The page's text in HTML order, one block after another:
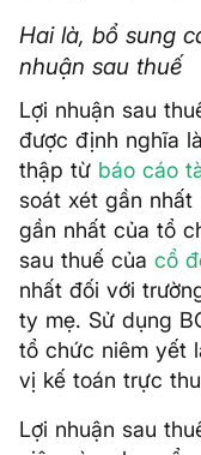
Hai là, bổ sung
nhuận sau thuế
Lợi nhuận sau
được định nghĩa
thập từ báo cáo
soát xét gần nhất
gần nhất của tổ
sau thuế của cổ
nhất đối với
ty mẹ. Sử dụng
tổ chức niêm yết
vị kế toán trực
Lợi nhuận sau